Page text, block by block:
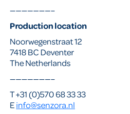
———————–
Production location
Noorwegenstraat 12
7418 BC Deventer
The Netherlands
———————–
T +31 (0)570 68 33 33
Einfo@senzora.nl